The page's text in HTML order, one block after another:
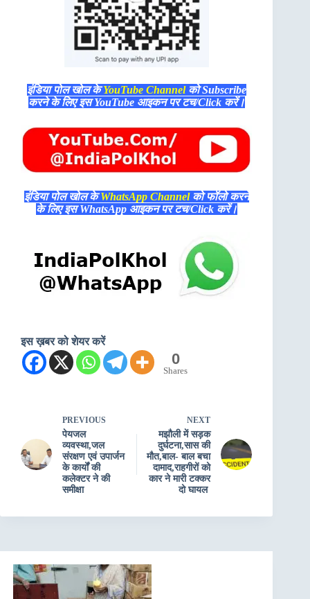
इंडिया पोल खोल केYouTube Channelको Subscribe
करने के लिए इस YouTube आइकन पर टच/Click करें।
इंडिया पोल खोल केWhatsApp Channelको फॉलो करने
के लिए इस WhatsApp आइकन पर टच/Click करें।
इस ख़बर को शेयर करें
0
Shares
PREVIOUS
पेयजल
व्यवस्था,जल
संरक्षण एवं उपार्जन
के कार्यों की
कलेक्टर ने की
समीक्षा
NEXT
मझौली में सड़क
दुर्घटना,सास की
मौत,बाल- बाल बचा
दामाद,राहगीरों को
कार ने मारी टक्कर
दो घायल